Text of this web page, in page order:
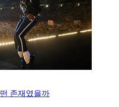
존재였을까